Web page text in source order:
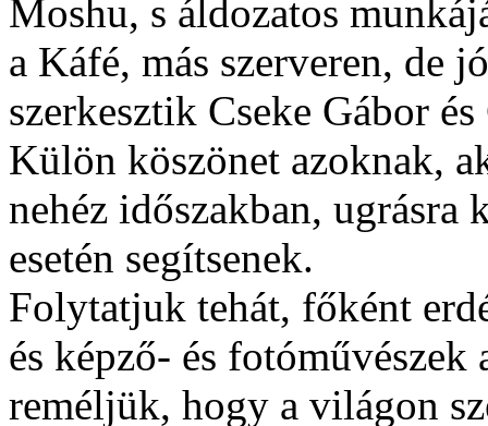
Moshu, s áldozatos
a Káfé, más szerveren, de
szerkesztik Cseke Gábor
Külön köszönet azoknak,
nehéz időszakban, ugrásra
esetén segítsenek.
Folytatjuk tehát, főként
és képző- és
reméljük, hogy a világon